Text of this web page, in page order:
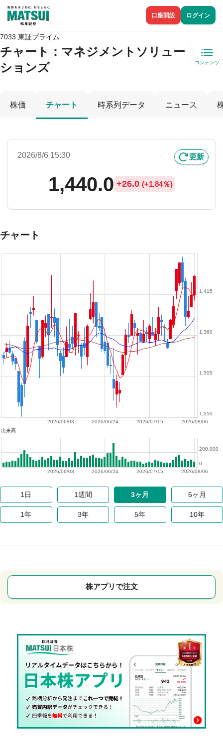
口座開設 ログイン
7033 東証プライム
チャート： マネジメントソリュー
ションズ
コンテンツ
株価 チャート 時系列データ ニュース
2026/8/6 15:30 更新
1,440.0 +26.0 (+1.84％)
チャート
2026/08/06
2026/07/15
2026/06/24
2026/06/03
1,250
1,305
1,360
1,415
出来高
2026/08/06
2026/07/15
2026/06/24
2026/06/03
0
200,000
1日 1週間 3ヶ月 6ヶ月
1年 3年 5年 10年
株アプリで注文